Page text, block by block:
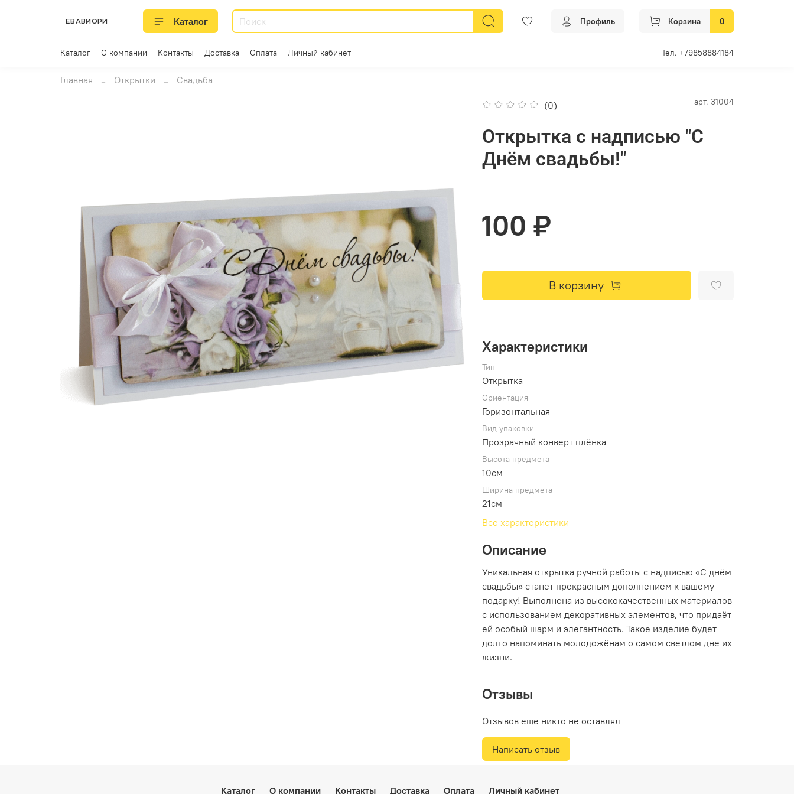
ЕВАВИОРИ Каталог Профиль Корзина 0
Каталог О компании Контакты Доставка Оплата Личный кабинет Тел. +79858884184
Главная Открытки Свадьба
(0) арт. 31004
Открытка с надписью "С
Днём свадьбы!"
100 ₽
В корзину
Характеристики
Тип
Открытка
Ориентация
Горизонтальная
Вид упаковки
Прозрачный конверт плёнка
Высота предмета
10см
Ширина предмета
21см
Все характеристики
Описание
Уникальная открытка ручной работы с надписью «С днём
свадьбы» станет прекрасным дополнением к вашему
подарку! Выполнена из высококачественных материалов
с использованием декоративных элементов, что придаёт
ей особый шарм и элегантность. Такое изделие будет
долго напоминать молодожёнам о самом светлом дне их
жизни.
Отзывы
Отзывов еще никто не оставлял
Написать отзыв
Каталог О компании Контакты Доставка Оплата Личный кабинет